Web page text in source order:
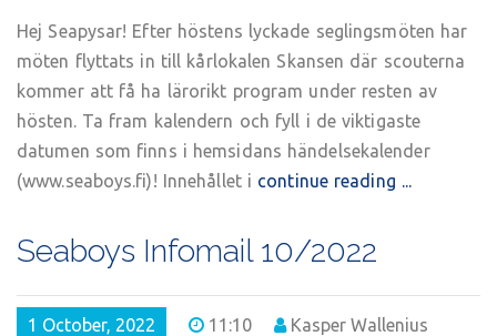
Infomail
11/2022
Hej Seapysar! Efter höstens lyckade seglingsmöten har
möten flyttats in till kårlokalen Skansen där scouterna
kommer att få ha lärorikt program under resten av
hösten. Ta fram kalendern och fyll i de viktigaste
datumen som finns i hemsidans händelsekalender
(www.seaboys.fi)! Innehållet i continue reading ...
Seaboys Infomail 10/2022
1 October, 2022 11:10 Kasper Wallenius